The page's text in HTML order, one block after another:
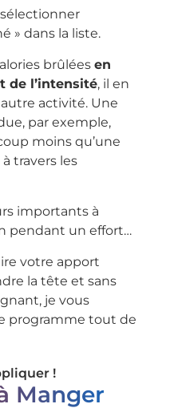
» dans la liste.
brûlées en
de l’intensité, il en
activité. Une
par exemple,
moins qu’une
travers les
importants à
pendant un effort…
votre apport
la tête et sans
je vous
programme tout de
!
Manger